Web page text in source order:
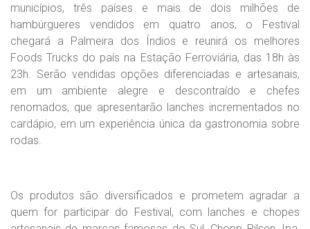
municípios, três países e mais de dois milhões de
hambúrgueres vendidos em quatro anos, o Festival
chegará a Palmeira dos Índios e reunirá os melhores
Foods Trucks do país na Estação Ferroviária, das 18h às
23h. Serão vendidas opções diferenciadas e artesanais,
em um ambiente alegre e descontraído e chefes
renomados, que apresentarão lanches incrementados no
cardápio, em um experiência única da gastronomia sobre
rodas.
Os produtos são diversificados e prometem agradar a
quem for participar do Festival, com lanches e chopes